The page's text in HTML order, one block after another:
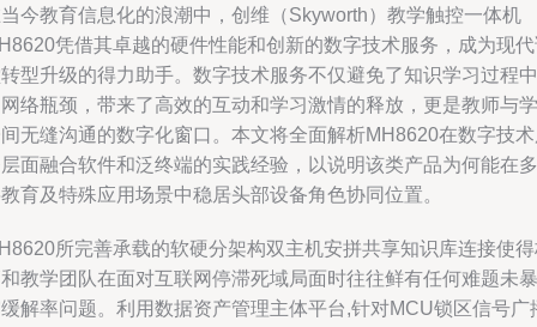
今教育信息化的浪潮中，创维（Skyworth）教学触控一体机
凭借其卓越的硬件性能和创新的数字技术服务，成为现
型升级的得力助手。数字技术服务不仅避免了知识学习过程中
络瓶颈，带来了高效的互动和学习激情的释放，更是教师与学
无缝沟通的数字化窗口。本文将全面解析MH8620在数字技
面融合软件和泛终端的实践经验，以说明该类产品为何能在多
育及特殊应用场景中稳居头部设备角色协同位置。
所完善承载的软硬分架构双主机安拼共享知识库连接使
教学团队在面对互联网停滞死域局面时往往鲜有任何难题未暴
解率问题。利用数据资产管理主体平台,针对MCU锁区信号广